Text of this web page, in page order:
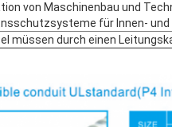
von Maschinenbau und
für Innen- und
müssen durch einen